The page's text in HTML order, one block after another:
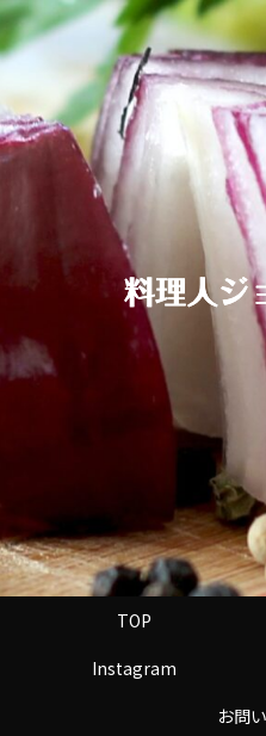
TOP
Instagram
お問